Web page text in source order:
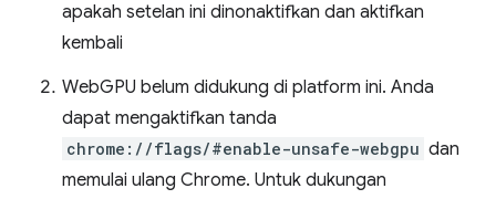
apakah setelan ini dinonaktifkan dan aktifkan
kembali
WebGPU belum didukung di platform ini. Anda
dapat mengaktifkan tanda
chrome://flags/#enable-unsafe-webgpu dan
memulai ulang Chrome. Untuk dukungan